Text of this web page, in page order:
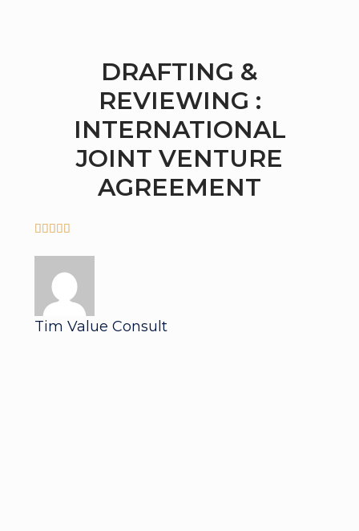
DRAFTING &
REVIEWING :
INTERNATIONAL
JOINT VENTURE
AGREEMENT
    
Tim Value Consult